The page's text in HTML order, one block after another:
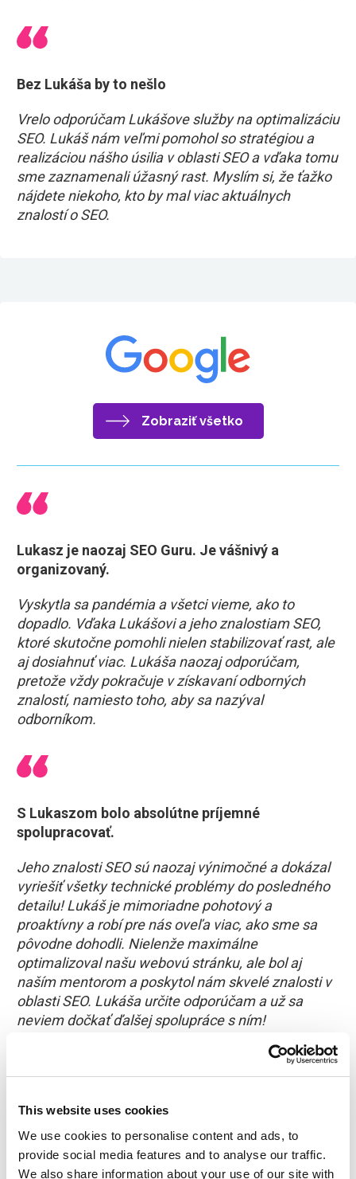
This website uses cookies
We use cookies to personalise content and ads, to
provide social media features and to analyse our traffic.
We also share information about your use of our site with
Bez Lukáša by to nešlo
Vrelo odporúčam Lukášove služby na optimalizáciu
SEO. Lukáš nám veľmi pomohol so stratégiou a
realizáciou nášho úsilia v oblasti SEO a vďaka tomu
sme zaznamenali úžasný rast. Myslím si, že ťažko
nájdete niekoho, kto by mal viac aktuálnych
znalostí o SEO.
Zobraziť všetko
Lukasz je naozaj SEO Guru. Je vášnivý a
organizovaný.
Vyskytla sa pandémia a všetci vieme, ako to
dopadlo. Vďaka Lukášovi a jeho znalostiam SEO,
ktoré skutočne pomohli nielen stabilizovať rast, ale
aj dosiahnuť viac. Lukáša naozaj odporúčam,
pretože vždy pokračuje v získavaní odborných
znalostí, namiesto toho, aby sa nazýval
odborníkom.
S Lukaszom bolo absolútne príjemné
spolupracovať.
Jeho znalosti SEO sú naozaj výnimočné a dokázal
vyriešiť všetky technické problémy do posledného
detailu! Lukáš je mimoriadne pohotový a
proaktívny a robí pre nás oveľa viac, ako sme sa
pôvodne dohodli. Nielenže maximálne
optimalizoval našu webovú stránku, ale bol aj
naším mentorom a poskytol nám skvelé znalosti v
oblasti SEO. Lukáša určite odporúčam a už sa
neviem dočkať ďalšej spolupráce s ním!
Vrelo odporúčam SEO. Londýn Lukasz Zelezny
Lukáša sme spoznali v roku 2017 na stretnutí
Search London. Naša predchádzajúca webová